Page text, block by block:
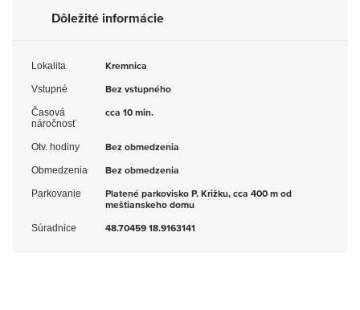
Dôležité informácie
Lokalita Kremnica
Vstupné Bez vstupného
Časová
náročnosť
cca 10 min.
Otv. hodiny Bez obmedzenia
Obmedzenia Bez obmedzenia
Parkovanie
Platené parkovisko P. Križku, cca 400 m od
meštianskeho domu
Súradnice 48.70459 18.9163141